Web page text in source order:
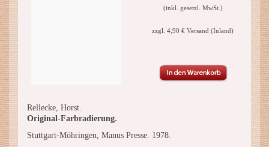
(inkl. gesetzl. MwSt.)
zzgl. 4,90 € Versand (Inland)
Rellecke, Horst.
Original-Farbradierung.
Stuttgart-Möhringen, Manus Presse. 1978.